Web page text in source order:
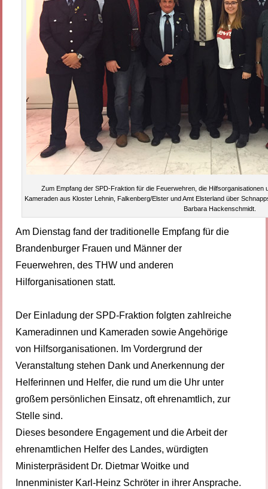
Zum Empfang der SPD-Fraktion für die Feuerwehren, die
Kameraden aus Kloster Lehnin, Falkenberg/Elster und Amt Elsterland über
Barbara Hackenschmidt.
Am Dienstag fand der traditionelle Empfang für die
Brandenburger Frauen und Männer der
Feuerwehren, des THW und anderen
Hilforganisationen statt.
Der Einladung der SPD-Fraktion folgten zahlreiche
Kameradinnen und Kameraden sowie Angehörige
von Hilfsorganisationen. Im Vordergrund der
Veranstaltung stehen Dank und Anerkennung der
Helferinnen und Helfer, die rund um die Uhr unter
großem persönlichen Einsatz, oft ehrenamtlich, zur
Stelle sind.
Dieses besondere Engagement und die Arbeit der
ehrenamtlichen Helfer des Landes, würdigten
Ministerpräsident Dr. Dietmar Woitke und
Innenminister Karl-Heinz Schröter in ihrer Ansprache.